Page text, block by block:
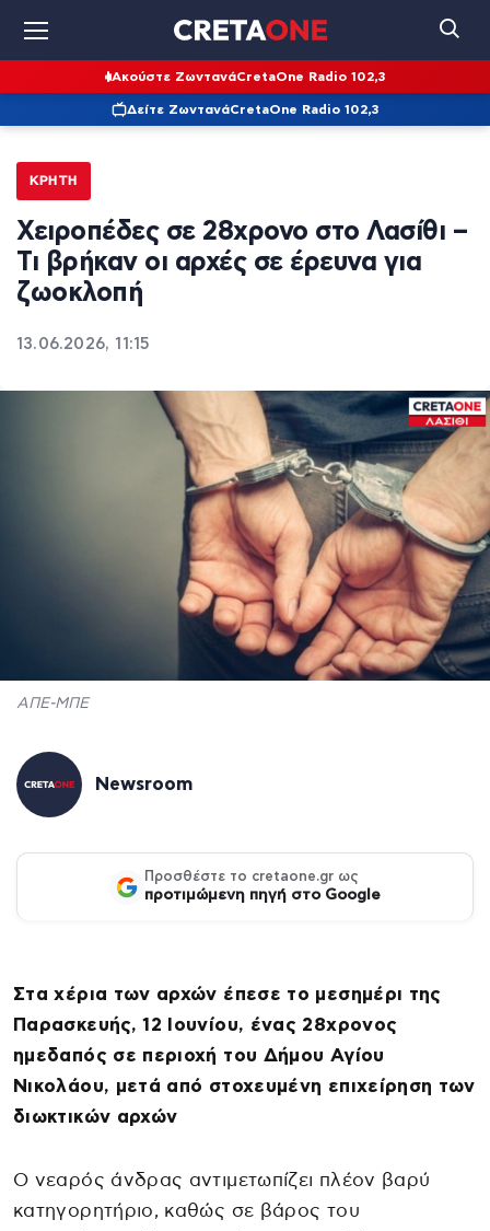
Ακούστε ΖωντανάCretaOne Radio 102,3
Δείτε ΖωντανάCretaOne Radio 102,3
ΚΡΉΤΗ
Χειροπέδες σε 28χρονο στο Λασίθι –
Τι βρήκαν οι αρχές σε έρευνα για
ζωοκλοπή
13.06.2026, 11:15
ΑΠΕ-ΜΠΕ
Newsroom
Προσθέστε το cretaone.gr ως
προτιμώμενη πηγή στο Google
Στα χέρια των αρχών έπεσε το μεσημέρι της
Παρασκευής, 12 Ιουνίου, ένας 28χρονος
ημεδαπός σε περιοχή του Δήμου Αγίου
Νικολάου, μετά από στοχευμένη επιχείρηση των
διωκτικών αρχών
Ο νεαρός άνδρας αντιμετωπίζει πλέον βαρύ
κατηγορητήριο, καθώς σε βάρος του